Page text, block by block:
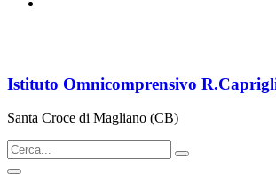
Istituto Omnicomprensivo
Santa Croce di Magliano (CB)